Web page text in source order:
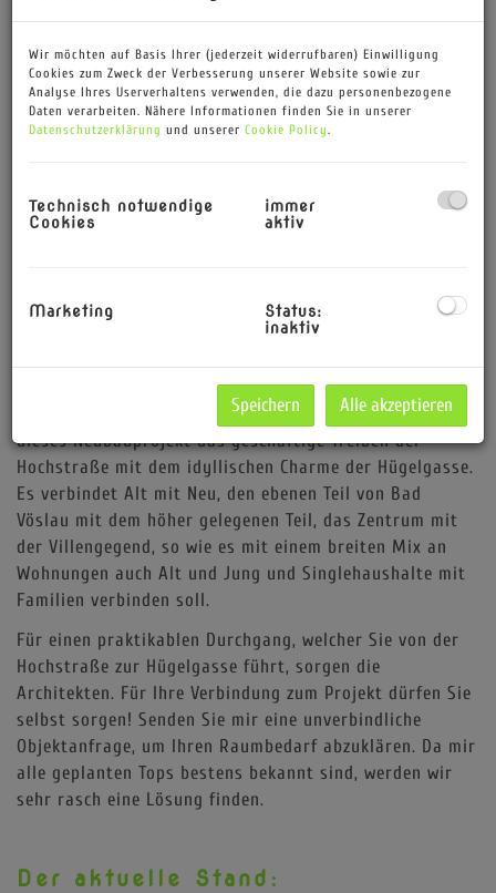
niveauvollen Projekt im Herzen
von Bad Vöslau, welches
zwischen Hochstraße und
Hügelgasse errichtet wurde.
Alle verfügbaren Wohnungen in
hier:
www.ribarskireal.estate
Erdacht und umgesetzt aus einer über ein Jahrzehnt
dauernden, erfolgreichen Geschäftsverbindung eines
Bestehend aus insgesamt 4 harmonisch angeordneten
Baukörpern und insgesamt 48 Wohnungen, verbindet
dieses Neubauprojekt das geschäftige Treiben der
Hochstraße mit dem idyllischen Charme der Hügelgasse.
Es verbindet Alt mit Neu, den ebenen Teil von Bad
Vöslau mit dem höher gelegenen Teil, das Zentrum mit
der Villengegend, so wie es mit einem breiten Mix an
Wohnungen auch Alt und Jung und Singlehaushalte mit
Familien verbinden soll.
Für einen praktikablen Durchgang, welcher Sie von der
Hochstraße zur Hügelgasse führt, sorgen die
Architekten. Für Ihre Verbindung zum Projekt dürfen Sie
selbst sorgen! Senden Sie mir eine unverbindliche
Objektanfrage, um Ihren Raumbedarf abzuklären. Da mir
alle geplanten Tops bestens bekannt sind, werden wir
sehr rasch eine Lösung finden.
Der aktuelle Stand:
Wir möchten auf Basis Ihrer (jederzeit widerrufbaren) Einwilligung
Cookies zum Zweck der Verbesserung unserer Website sowie zur
Analyse Ihres Userverhaltens verwenden, die dazu personenbezogene
Daten verarbeiten. Nähere Informationen finden Sie in unserer
Datenschutzerklärung und unserer Cookie Policy.
Technisch notwendige
Cookies
immer
aktiv
Marketing
Status:
inaktiv
Speichern Alle akzeptieren